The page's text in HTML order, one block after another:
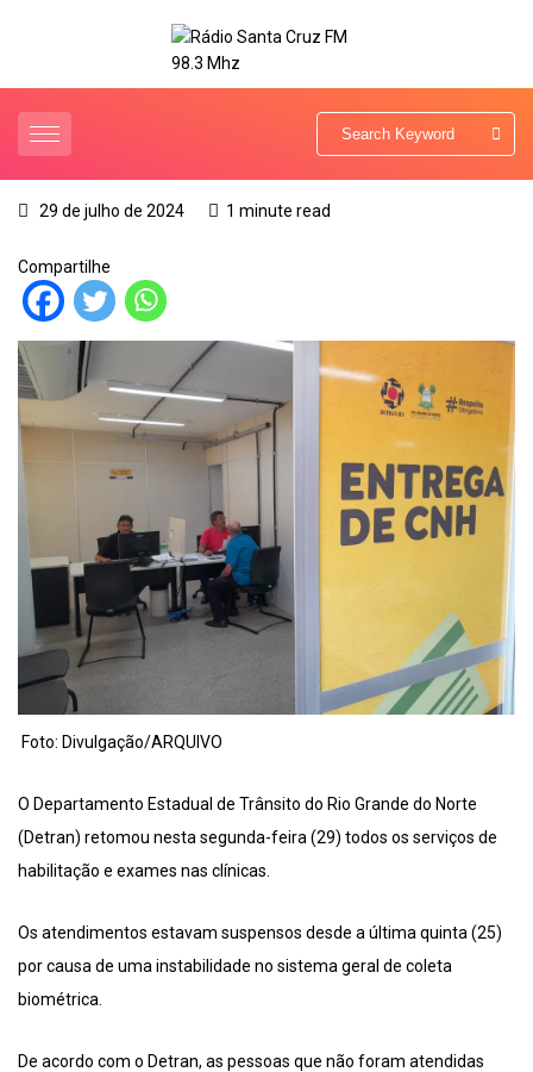
29 de julho de 2024 1 minute read
Compartilhe
Foto: Divulgação/ARQUIVO
O Departamento Estadual de Trânsito do Rio Grande do Norte
(Detran) retomou nesta segunda-feira (29) todos os serviços de
habilitação e exames nas clínicas.
Os atendimentos estavam suspensos desde a última quinta (25)
por causa de uma instabilidade no sistema geral de coleta
biométrica.
De acordo com o Detran, as pessoas que não foram atendidas